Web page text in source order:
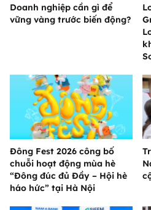
Doanh nghiệp cần gì để
vững vàng trước biến động?
Đông Fest 2026 công bố
chuỗi hoạt động mùa hè
“Đông đúc đủ Đầy – Hội hè
háo hức” tại Hà Nội